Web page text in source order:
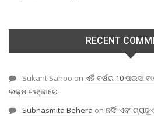
RECENT
Sukant Sahoo on ଏହି ବର୍ଷର 10 ପଇସା
ଲକ୍ଷ ଟଙ୍କାରେ
Subhasmita Behera on ନର୍ସିଂ ଏବଂ